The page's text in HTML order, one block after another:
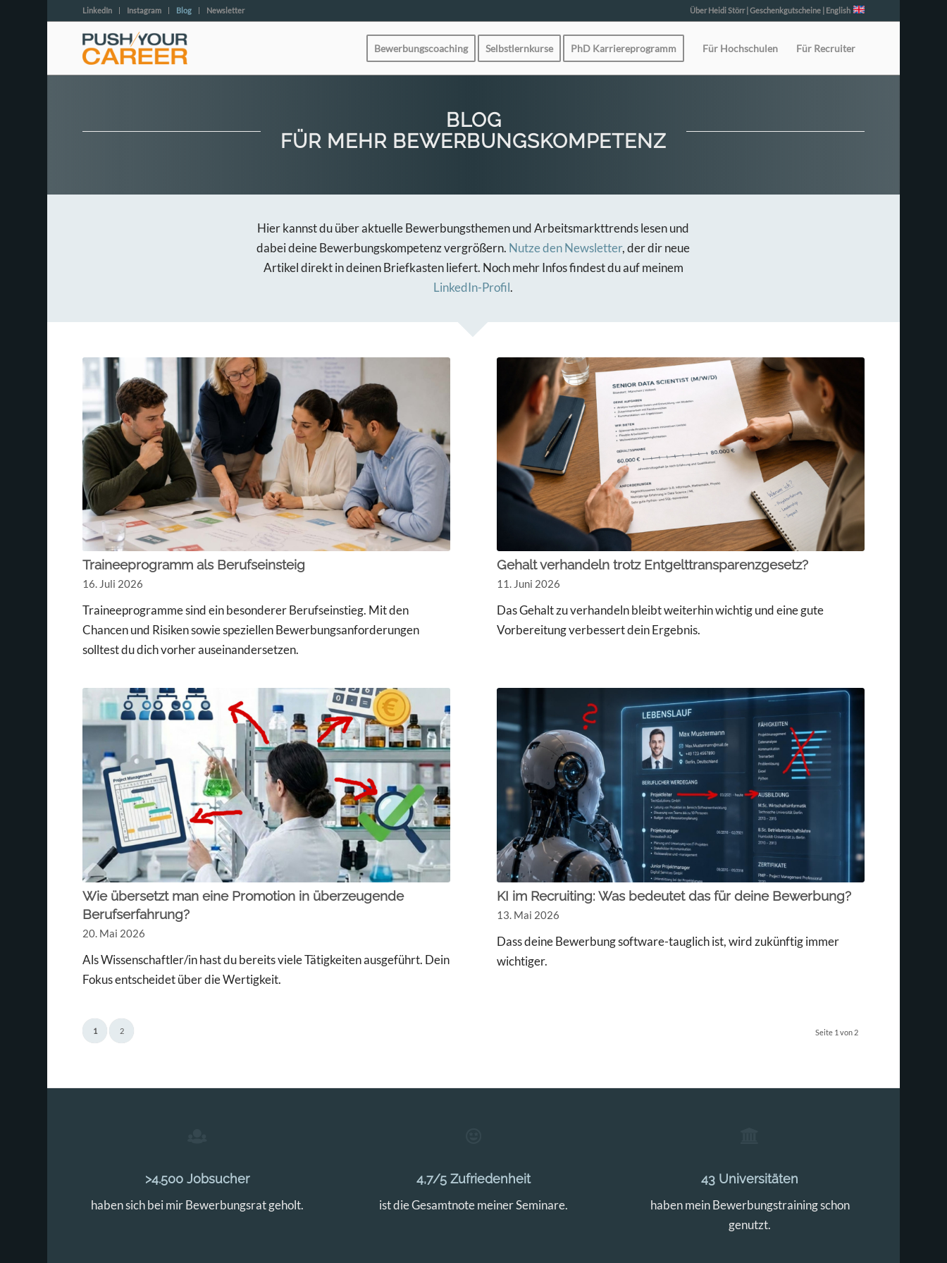
LinkedIn Instagram Blog Newsletter Über Heidi Störr|Geschenkgutscheine| English
Bewerbungscoaching Selbstlernkurse PhD Karriereprogramm Für Hochschulen Für Recruiter
BLOG
FÜR MEHR BEWERBUNGSKOMPETENZ
Hier kannst du über aktuelle Bewerbungsthemen und Arbeitsmarkttrends lesen und
dabei deine Bewerbungskompetenz vergrößern. Nutze den Newsletter, der dir neue
Artikel direkt in deinen Briefkasten liefert. Noch mehr Infos findest du auf meinem
LinkedIn-Profil.
Traineeprogramm als Berufseinsteig
16. Juli 2026
Traineeprogramme sind ein besonderer Berufseinstieg. Mit den
Chancen und Risiken sowie speziellen Bewerbungsanforderungen
solltest du dich vorher auseinandersetzen.
Gehalt verhandeln trotz Entgelttransparenzgesetz?
11. Juni 2026
Das Gehalt zu verhandeln bleibt weiterhin wichtig und eine gute
Vorbereitung verbessert dein Ergebnis.
Wie übersetzt man eine Promotion in überzeugende
Berufserfahrung?
20. Mai 2026
Als Wissenschaftler/in hast du bereits viele Tätigkeiten ausgeführt. Dein
Fokus entscheidet über die Wertigkeit.
KI im Recruiting: Was bedeutet das für deine Bewerbung?
13. Mai 2026
Dass deine Bewerbung software-tauglich ist, wird zukünftig immer
wichtiger.
Seite 1 von 2
1 2
>4.500 Jobsucher
haben sich bei mir Bewerbungsrat geholt.
4,7/5 Zufriedenheit
ist die Gesamtnote meiner Seminare.
43 Universitäten
haben mein Bewerbungstraining schon
genutzt.